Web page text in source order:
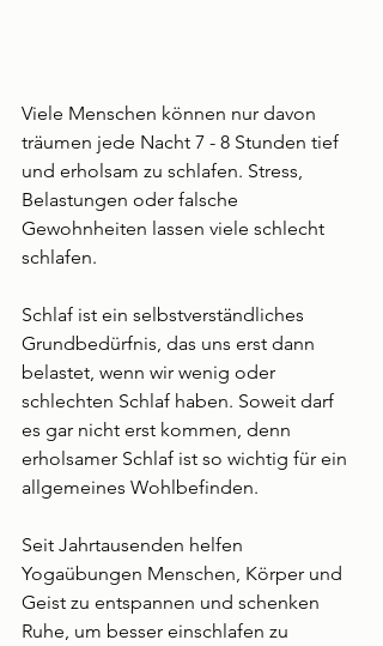
Viele Menschen können nur davon
träumen jede Nacht 7 - 8 Stunden tief
und erholsam zu schlafen. Stress,
Belastungen oder falsche
Gewohnheiten lassen viele schlecht
schlafen.
Schlaf ist ein selbstverständliches
Grundbedürfnis, das uns erst dann
belastet, wenn wir wenig oder
schlechten Schlaf haben. Soweit darf
es gar nicht erst kommen, denn
erholsamer Schlaf ist so wichtig für ein
allgemeines Wohlbefinden.
Seit Jahrtausenden helfen
Yogaübungen Menschen, Körper und
Geist zu entspannen und schenken
Ruhe, um besser einschlafen zu